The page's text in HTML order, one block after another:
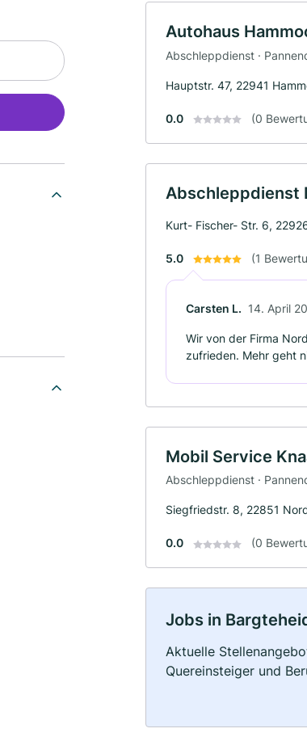
Autohaus
Abschleppdienst ·
Hauptstr. 47, 22941
0.0 (0
Abschleppdienst
Kurt- Fischer- Str. 6,
5.0 (1
Carsten L. 14. April
Wir von der Firma
zufrieden. Mehr geht
Mobil Service
Abschleppdienst ·
Siegfriedstr. 8, 22851
0.0 (0
Jobs in
Aktuelle
Quereinsteiger und